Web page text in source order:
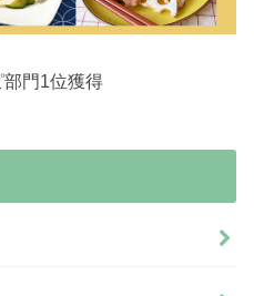
門1位獲得